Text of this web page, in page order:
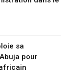
sa
pour